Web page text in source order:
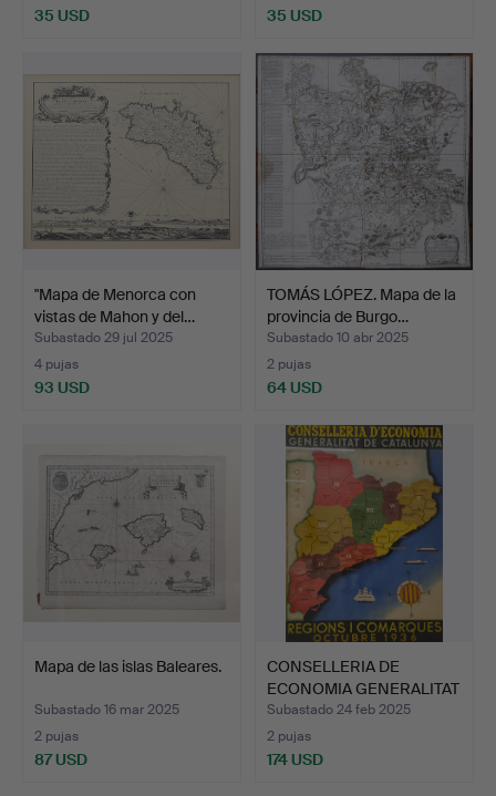
35 USD 35 USD
"Mapa de Menorca con
vistas de Mahon y del…
Subastado 29 jul 2025
4 pujas
93 USD
TOMÁS LÓPEZ. Mapa de la
provincia de Burgo…
Subastado 10 abr 2025
2 pujas
64 USD
Mapa de las islas Baleares.
Subastado 16 mar 2025
2 pujas
87 USD
CONSELLERIA DE
ECONOMIA GENERALITAT
DE CAT…
Subastado 24 feb 2025
2 pujas
174 USD